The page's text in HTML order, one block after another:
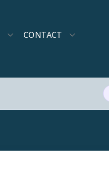
CONTACT